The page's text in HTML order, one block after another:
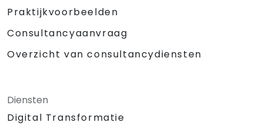
Praktijkvoorbeelden
Consultancyaanvraag
Overzicht van consultancydiensten
Diensten
Digital Transformatie